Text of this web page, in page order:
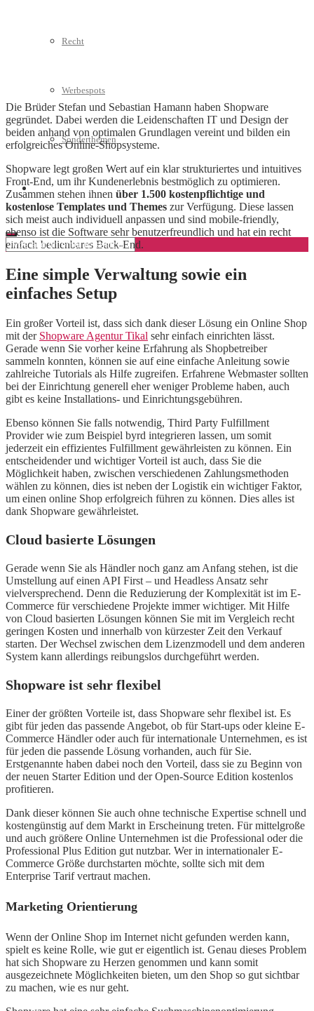
Recht
Werbespots
Sonderthemen
Geschäftskonto eröffnen
Die Brüder Stefan und Sebastian Hamann haben Shopware
gegründet. Dabei werden die Leidenschaften IT und Design der
beiden anhand von optimalen Grundlagen vereint und bilden ein
erfolgreiches Online-Shopsysteme.
Shopware legt großen Wert auf ein klar strukturiertes und intuitives
Front-End, um ihr Kundenerlebnis bestmöglich zu optimieren.
Zusammen stehen ihnen über 1.500 kostenpflichtige und
kostenlose Templates und Themes zur Verfügung. Diese lassen
sich meist auch individuell anpassen und sind mobile-friendly,
ebenso ist die Software sehr benutzerfreundlich und hat ein recht
einfach bedienbares Back-End.
Eine simple Verwaltung sowie ein
einfaches Setup
Ein großer Vorteil ist, dass sich dank dieser Lösung ein Online Shop
mit der Shopware Agentur Tikal sehr einfach einrichten lässt.
Gerade wenn Sie vorher keine Erfahrung als Shopbetreiber
sammeln konnten, können sie auf eine einfache Anleitung sowie
zahlreiche Tutorials als Hilfe zugreifen. Erfahrene Webmaster sollten
bei der Einrichtung generell eher weniger Probleme haben, auch
gibt es keine Installations- und Einrichtungsgebühren.
Ebenso können Sie falls notwendig, Third Party Fulfillment
Provider wie zum Beispiel byrd integrieren lassen, um somit
jederzeit ein effizientes Fulfillment gewährleisten zu können. Ein
entscheidender und wichtiger Vorteil ist auch, dass Sie die
Möglichkeit haben, zwischen verschiedenen Zahlungsmethoden
wählen zu können, dies ist neben der Logistik ein wichtiger Faktor,
um einen online Shop erfolgreich führen zu können. Dies alles ist
dank Shopware gewährleistet.
Cloud basierte Lösungen
Gerade wenn Sie als Händler noch ganz am Anfang stehen, ist die
Umstellung auf einen API First – und Headless Ansatz sehr
vielversprechend. Denn die Reduzierung der Komplexität ist im E-
Commerce für verschiedene Projekte immer wichtiger. Mit Hilfe
von Cloud basierten Lösungen können Sie mit im Vergleich recht
geringen Kosten und innerhalb von kürzester Zeit den Verkauf
starten. Der Wechsel zwischen dem Lizenzmodell und dem anderen
System kann allerdings reibungslos durchgeführt werden.
Shopware ist sehr flexibel
Einer der größten Vorteile ist, dass Shopware sehr flexibel ist. Es
gibt für jeden das passende Angebot, ob für Start-ups oder kleine E-
Commerce Händler oder auch für internationale Unternehmen, es ist
für jeden die passende Lösung vorhanden, auch für Sie.
Erstgenannte haben dabei noch den Vorteil, dass sie zu Beginn von
der neuen Starter Edition und der Open-Source Edition kostenlos
profitieren.
Dank dieser können Sie auch ohne technische Expertise schnell und
kostengünstig auf dem Markt in Erscheinung treten. Für mittelgroße
und auch größere Online Unternehmen ist die Professional oder die
Professional Plus Edition gut nutzbar. Wer in internationaler E-
Commerce Größe durchstarten möchte, sollte sich mit dem
Enterprise Tarif vertraut machen.
Marketing Orientierung
Wenn der Online Shop im Internet nicht gefunden werden kann,
spielt es keine Rolle, wie gut er eigentlich ist. Genau dieses Problem
hat sich Shopware zu Herzen genommen und kann somit
ausgezeichnete Möglichkeiten bieten, um den Shop so gut sichtbar
zu machen, wie es nur geht.